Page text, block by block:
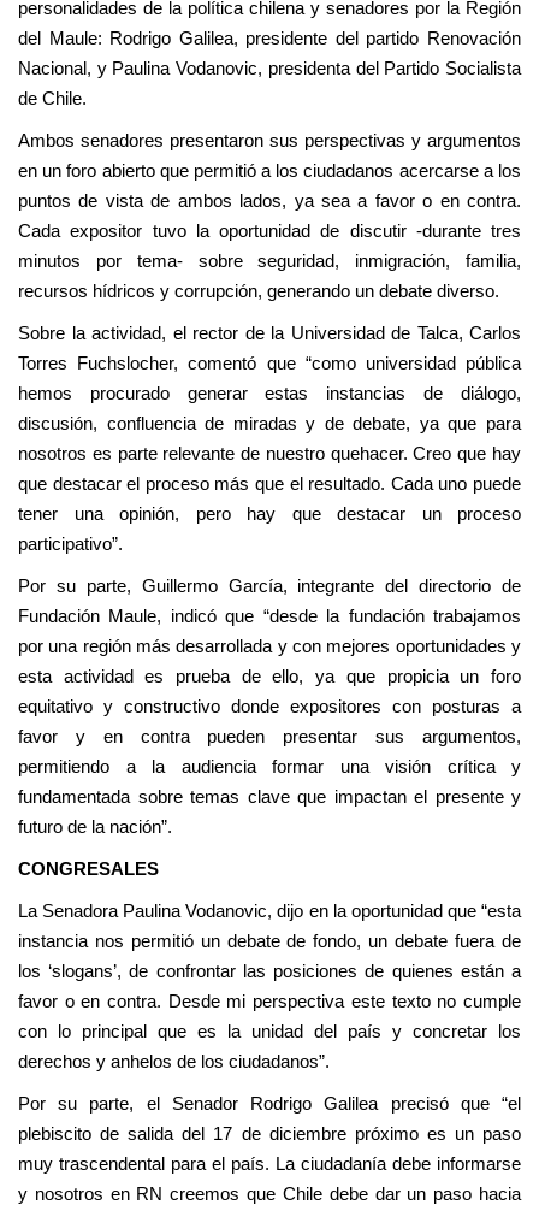
personalidades de la política chilena y senadores por la Región
del Maule: Rodrigo Galilea, presidente del partido Renovación
Nacional, y Paulina Vodanovic, presidenta del Partido Socialista
de Chile.
Ambos senadores presentaron sus perspectivas y argumentos
en un foro abierto que permitió a los ciudadanos acercarse a los
puntos de vista de ambos lados, ya sea a favor o en contra.
Cada expositor tuvo la oportunidad de discutir -durante tres
minutos por tema- sobre seguridad, inmigración, familia,
recursos hídricos y corrupción, generando un debate diverso.
Sobre la actividad, el rector de la Universidad de Talca, Carlos
Torres Fuchslocher, comentó que “como universidad pública
hemos procurado generar estas instancias de diálogo,
discusión, confluencia de miradas y de debate, ya que para
nosotros es parte relevante de nuestro quehacer. Creo que hay
que destacar el proceso más que el resultado. Cada uno puede
tener una opinión, pero hay que destacar un proceso
participativo”.
Por su parte, Guillermo García, integrante del directorio de
Fundación Maule, indicó que “desde la fundación trabajamos
por una región más desarrollada y con mejores oportunidades y
esta actividad es prueba de ello, ya que propicia un foro
equitativo y constructivo donde expositores con posturas a
favor y en contra pueden presentar sus argumentos,
permitiendo a la audiencia formar una visión crítica y
fundamentada sobre temas clave que impactan el presente y
futuro de la nación”.
CONGRESALES
La Senadora Paulina Vodanovic, dijo en la oportunidad que “esta
instancia nos permitió un debate de fondo, un debate fuera de
los ‘slogans’, de confrontar las posiciones de quienes están a
favor o en contra. Desde mi perspectiva este texto no cumple
con lo principal que es la unidad del país y concretar los
derechos y anhelos de los ciudadanos”.
Por su parte, el Senador Rodrigo Galilea precisó que “el
plebiscito de salida del 17 de diciembre próximo es un paso
muy trascendental para el país. La ciudadanía debe informarse
y nosotros en RN creemos que Chile debe dar un paso hacia